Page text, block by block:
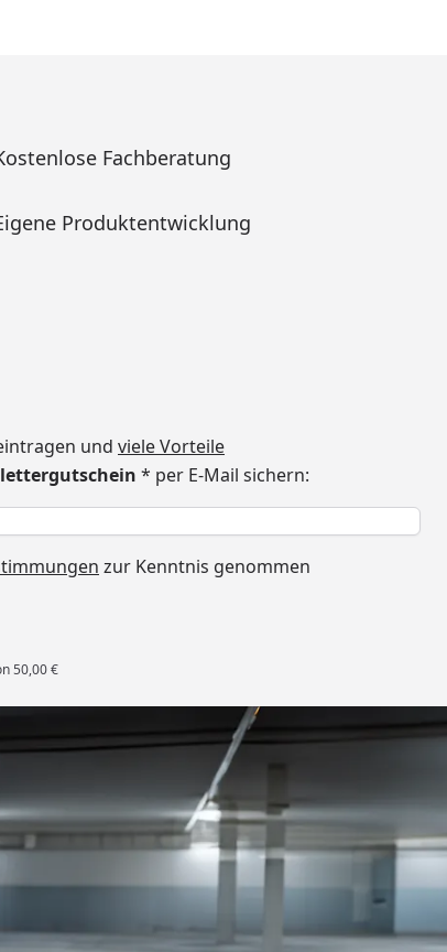
Fachberatung
Produktentwicklung
und viele Vorteile
* per E-Mail sichern:
zur Kenntnis genommen
50,00 €